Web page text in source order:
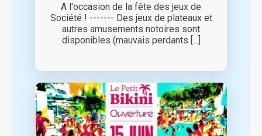
A l'occasion de la fête des jeux de
Société ! ------- Des jeux de plateaux et
autres amusements notoires sont
disponibles (mauvais perdants [...]